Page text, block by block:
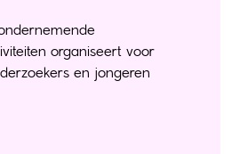
organiseert voor
en jongeren